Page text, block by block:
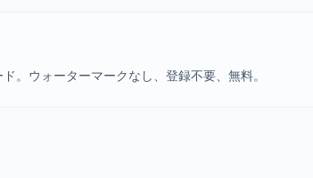
。ウォーターマークなし、登録不要、無料。